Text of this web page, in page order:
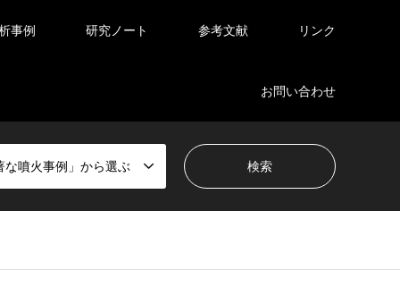
事例 研究ノート 参考文献 リンク
お問い合わせ
な噴火事例」から選ぶ